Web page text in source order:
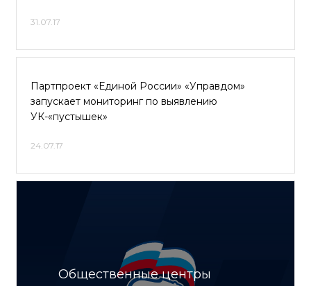
31.07.17
Партпроект «Единой России» «Управдом»
запускает мониторинг по выявлению
УК-«пустышек»
24.07.17
Общественные центры